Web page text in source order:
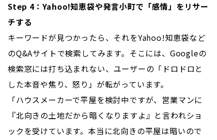
Step 4：Yahoo!知恵袋や発言小町で「感情」をリサー
チする
キーワードが見つかったら、それをYahoo!知恵袋など
のQ&Aサイトで検索してみます。そこには、Googleの
検索窓には打ち込まれない、ユーザーの「ドロドロと
した本音や焦り、怒り」が転がっています。
「ハウスメーカーで平屋を検討中ですが、営業マンに
『北向きの土地だから暗くなりますよ』と言われショ
ックを受けています。本当に北向きの平屋は暗いので